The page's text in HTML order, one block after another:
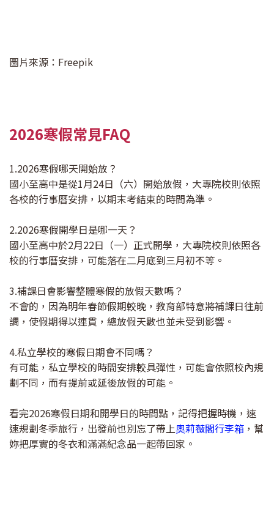
圖片來源：Freepik
2026寒假常見FAQ
1.2026寒假哪天開始放？
國小至高中是從1月24日（六）開始放假，大專院校則依照
各校的行事曆安排，以期末考結束的時間為準。
2.2026寒假開學日是哪一天？
國小至高中於2月22日（一）正式開學，大專院校則依照各
校的行事曆安排，可能落在二月底到三月初不等。
3.補課日會影響整體寒假的放假天數嗎？
不會的，因為明年春節假期較晚，教育部特意將補課日往前
調，使假期得以連貫，總放假天數也並未受到影響。
4.私立學校的寒假日期會不同嗎？
有可能，私立學校的時間安排較具彈性，可能會依照校內規
劃不同，而有提前或延後放假的可能。
看完2026寒假日期和開學日的時間點，記得把握時機，速
速規劃冬季旅行，出發前也別忘了帶上奧莉薇閣行李箱 ，幫
妳把厚實的冬衣和滿滿紀念品一起帶回家。